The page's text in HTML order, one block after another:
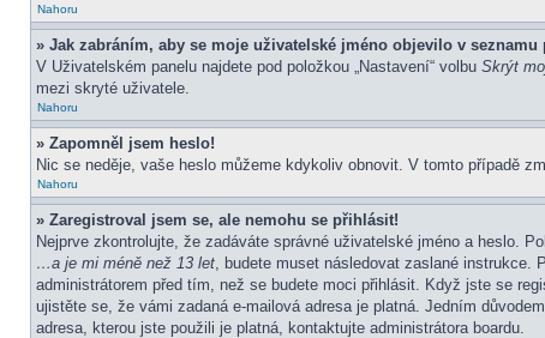
Nahoru
» Jak zabráním, aby se moje uživatelské jméno objevilo v seznamu
V Uživatelském panelu najdete pod položkou „Nastavení“ volbu Skrýt
mezi skryté uživatele.
Nahoru
» Zapomněl jsem heslo!
Nic se neděje, vaše heslo můžeme kdykoliv obnovit. V tomto případě
Nahoru
» Zaregistroval jsem se, ale nemohu se přihlásit!
Nejprve zkontrolujte, že zadáváte správné uživatelské jméno a heslo.
…a je mi méně než 13 let, budete muset následovat zaslané
administrátorem před tím, než se budete moci přihlásit. Když jste se
ujistěte se, že vámi zadaná e-mailová adresa je platná. Jedním
adresa, kterou jste použili je platná, kontaktujte administrátora boardu.